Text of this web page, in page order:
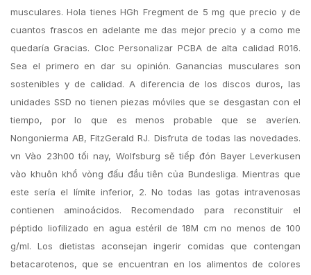
musculares. Hola tienes HGh Fregment de 5 mg que precio y de
cuantos frascos en adelante me das mejor precio y a como me
quedaría Gracias. Cloc Personalizar PCBA de alta calidad R016.
Sea el primero en dar su opinión. Ganancias musculares son
sostenibles y de calidad. A diferencia de los discos duros, las
unidades SSD no tienen piezas móviles que se desgastan con el
tiempo, por lo que es menos probable que se averíen.
Nongonierma AB, FitzGerald RJ. Disfruta de todas las novedades.
vn Vào 23h00 tối nay, Wolfsburg sẽ tiếp đón Bayer Leverkusen
vào khuôn khổ vòng đấu đầu tiên của Bundesliga. Mientras que
este sería el límite inferior, 2. No todas las gotas intravenosas
contienen aminoácidos. Recomendado para reconstituir el
péptido liofilizado en agua estéril de 18M cm no menos de 100
g/ml. Los dietistas aconsejan ingerir comidas que contengan
betacarotenos, que se encuentran en los alimentos de colores